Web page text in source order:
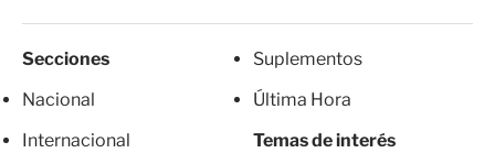
Secciones
Nacional
Internacional
Suplementos
Última Hora
Temas de interés